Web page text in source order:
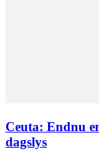
Ceuta: Endnu
dagslys